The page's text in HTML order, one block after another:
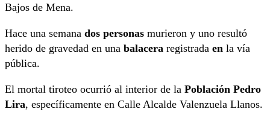
Bajos de Mena.
Hace una semana dos personas murieron y uno resultó
herido de gravedad en una balacera registrada en la vía
pública.
El mortal tiroteo ocurrió al interior de la Población Pedro
Lira, específicamente en Calle Alcalde Valenzuela Llanos.